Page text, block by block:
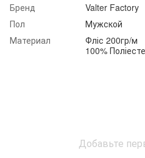
Бренд
Valter Factory
Пол
Мужской
Материал
Фліс 200гр/м
100%
Добавьте